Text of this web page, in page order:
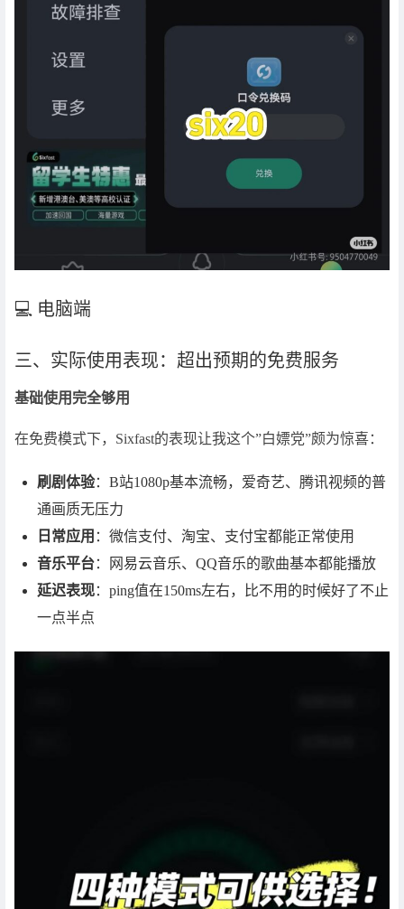
💻 电脑端
三、实际使用表现：超出预期的免费服务
基础使用完全够用
在免费模式下，Sixfast的表现让我这个”白嫖党”颇为惊喜：
刷剧体验：B站1080p基本流畅，爱奇艺、腾讯视频的普
通画质无压力
日常应用 ：微信支付、淘宝、支付宝都能正常使用
音乐平台：网易云音乐、QQ音乐的歌曲基本都能播放
延迟表现：ping值在150ms左右，比不用的时候好了不止
一点半点